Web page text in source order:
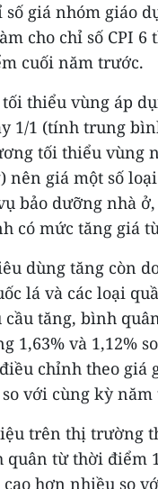
giá nhóm giáo
cho chỉ số CPI 6
cuối năm trước.
thiểu vùng áp
1/1 (tính trung
tối thiểu vùng
nên giá một số
bảo dưỡng nhà
có mức tăng giá
dùng tăng còn
lá và các loại
cầu tăng, bình
1,63% và 1,12%
chỉnh theo giá
so với cùng kỳ
trên thị trường
từ thời điểm
cao hơn nhiều so